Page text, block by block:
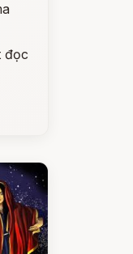
đọc